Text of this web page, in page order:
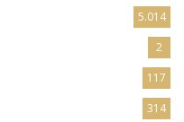
4.775
5.014
2
117